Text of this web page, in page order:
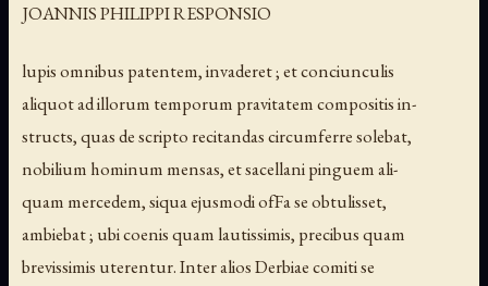
JOANNIS PHILIPPI RESPONSIO
lupis omnibus patentem, invaderet ; et conciunculis
aliquot ad illorum temporum pravitatem compositis in-
structs, quas de scripto recitandas circumferre solebat,
nobilium hominum mensas, et sacellani pinguem ali-
quam mercedem, siqua ejusmodi ofFa se obtulisset,
ambiebat ; ubi coenis quam lautissimis, precibus quam
brevissimis uterentur. Inter alios Derbiae comiti se